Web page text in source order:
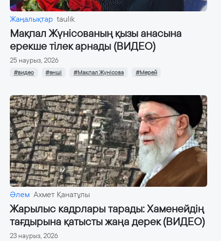
Жаңалықтар taulik
Мақпал Жүнісованың қызы анасына
ерекше тілек арнады (ВИДЕО)
25 наурыз, 2026
#видео #әнші #Мақпал Жүнісова #Мерей
Әлем Ахмет Қанатұлы
Жарылыс кадрлары тарады: Хаменейдің
тағдырына қатысты жаңа дерек (ВИДЕО)
23 наурыз, 2026